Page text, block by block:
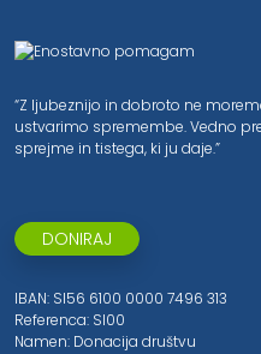
“Z ljubeznijo in dobroto ne
ustvarimo spremembe. Vedno
sprejme in tistega, ki ju daje.”
DONIRAJ
IBAN: SI56 6100 0000 7496 313
Referenca: SI00
Namen: Donacija društvu